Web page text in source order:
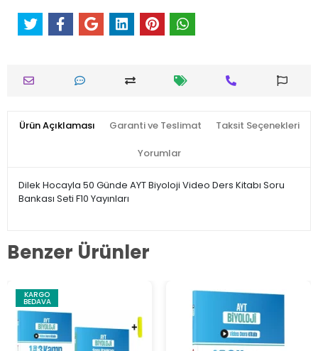
Ürün Açıklaması Garanti ve Teslimat Taksit Seçenekleri
Yorumlar
Dilek Hocayla 50 Günde AYT Biyoloji Video Ders Kitabı Soru
Bankası Seti F10 Yayınları
Benzer Ürünler
KARGO
BEDAVA